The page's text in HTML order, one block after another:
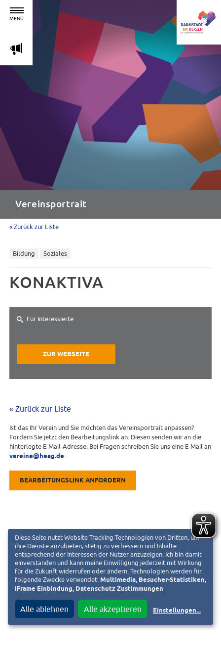
MENÜ
m
Vereinsportrait
« Zurück zur Liste
Bildung Soziales
KONAKTIVA
Für Interessierte
ZUR WEBSEITE
« Zurück zur Liste
Ist das Ihr Verein und Sie möchten das Vereinsportrait anpassen?
Fordern Sie jetzt den Bearbeitungslink an. Diesen senden wir an die
hinterlegte E-Mail-Adresse. Bei Fragen schreiben Sie uns eine E-Mail an
vereine@heag.de
BEARBEITUNGSLINK ANFORDERN
Diese Seite nutzt Website Tracking-Technologien von Dritten, um
ihre Dienste anzubieten, stetig zu verbessern und Inhalte
entsprechend der Interessen der Nutzer anzuzeigen. Ich bin damit
einverstanden und kann meine Einwilligung jederzeit mit Wirkung
für die Zukunft widerrufen oder ändern. Technologien werden für
folgende Zwecke verwendet: Multimedia, Besucher-Statistiken,
iFrame Einbindung, Datenschutz Zustimmungen
Alle ablehnen Alle akzeptieren Einstellungen...